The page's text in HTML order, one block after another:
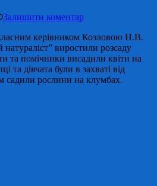
Залишити коментар
керівником Козловою Н.В.
виростили розсаду
та помічники висадили квіти на
та дівчата були в захваті від
садили рослини на клумбах.